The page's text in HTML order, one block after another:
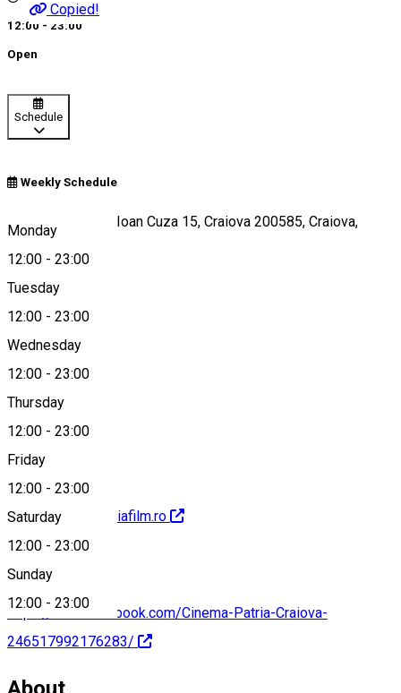
Copied!
12:00 - 23:00
Open
Schedule
Weekly Schedule
Monday
12:00 - 23:00
Tuesday
12:00 - 23:00
Wednesday
12:00 - 23:00
Thursday
12:00 - 23:00
Friday
12:00 - 23:00
Saturday
12:00 - 23:00
Sunday
12:00 - 23:00
Strada Alexandru Ioan Cuza 15, Craiova 200585, Craiova,
Romania, 200398
Map
http://www.romaniafilm.ro
https://www.facebook.com/Cinema-Patria-Craiova-
246517992176283/